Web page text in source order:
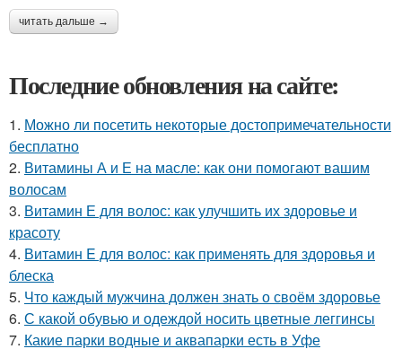
читать дальше →
Последние обновления на сайте:
1. Можно ли посетить некоторые достопримечательности
бесплатно
2. Витамины А и Е на масле: как они помогают вашим
волосам
3. Витамин Е для волос: как улучшить их здоровье и
красоту
4. Витамин E для волос: как применять для здоровья и
блеска
5. Что каждый мужчина должен знать о своём здоровье
6. С какой обувью и одеждой носить цветные леггинсы
7. Какие парки водные и аквапарки есть в Уфе